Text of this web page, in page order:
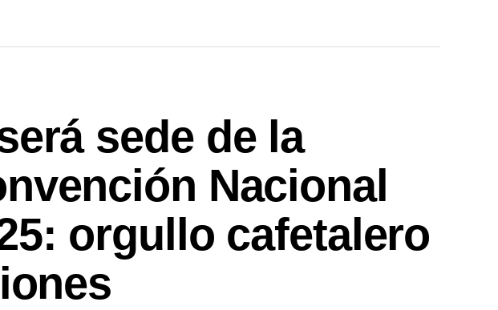
sede de la
Nacional
orgullo cafetalero